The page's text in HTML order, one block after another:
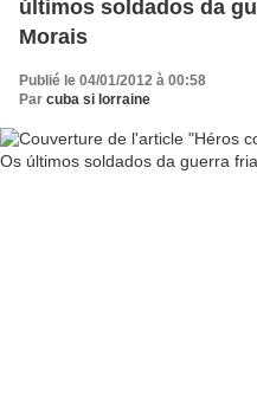
últimos soldados da
Morais
Publié le 04/01/2012 à 00:58
Par cuba si lorraine